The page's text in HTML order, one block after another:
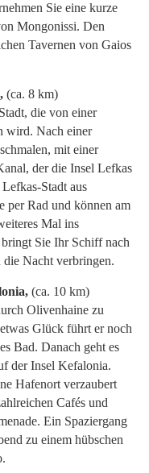
Sie eine kurze
Mongonissi. Den
Tavernen von Gaios
(ca. 8 km)
die von einer
wird. Nach einer
mit einer
der die Insel Lefkas
Stadt aus
per Rad und können am
Mal ins
Sie Ihr Schiff nach
Nacht verbringen.
(ca. 10 km)
Olivenhaine zu
Glück führt er noch
Bad. Danach geht es
der Insel Kefalonia.
Hafenort verzaubert
Cafés und
Ein Spaziergang
zu einem hübschen